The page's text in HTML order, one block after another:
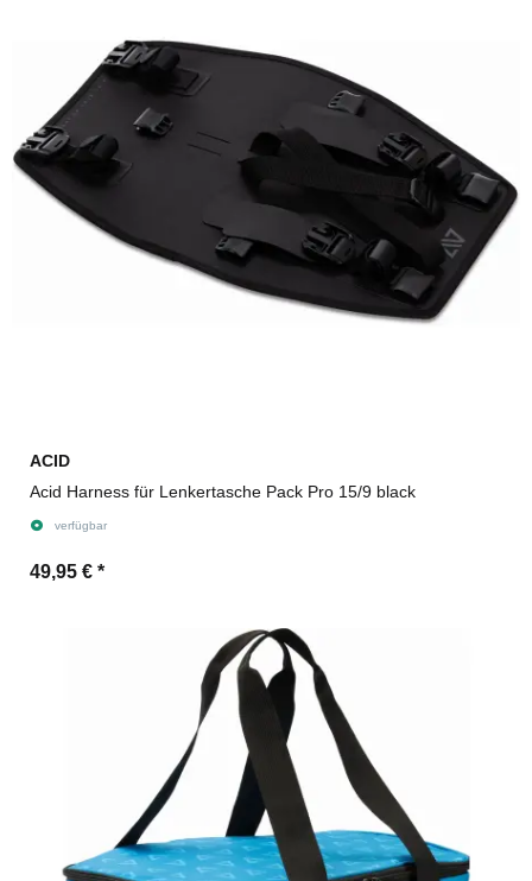
ACID
Acid Harness für Lenkertasche Pack Pro 15/9 black
verfügbar
49,95 € *